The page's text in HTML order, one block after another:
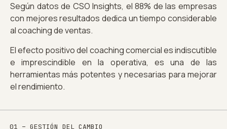
Según datos de CSO Insights, el 88% de las empresas
con mejores resultados dedica un tiempo considerable
al coaching de ventas.
El efecto positivo del coaching comercial es indiscutible
e imprescindible en la operativa, es una de las
herramientas más potentes y necesarias para mejorar
el rendimiento.
01 – GESTIÓN DEL CAMBIO